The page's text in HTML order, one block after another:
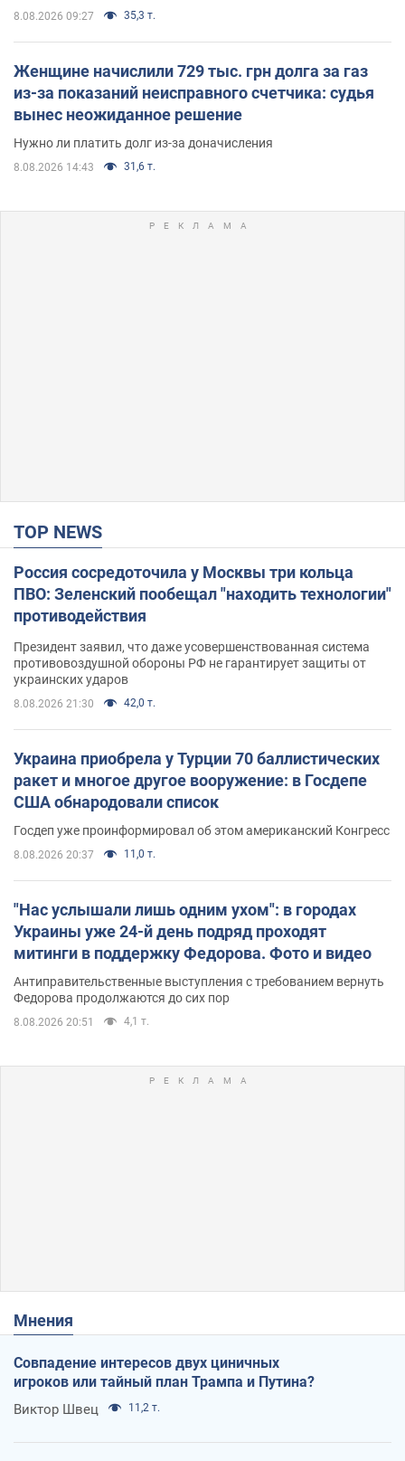
8.08.2026 09:27 35,3 т.
Женщине начислили 729 тыс. грн долга за газ
из-за показаний неисправного счетчика: судья
вынес неожиданное решение
Нужно ли платить долг из-за доначисления
8.08.2026 14:43 31,6 т.
TOP NEWS
Россия сосредоточила у Москвы три кольца
ПВО: Зеленский пообещал "находить технологии"
противодействия
Президент заявил, что даже усовершенствованная система
противовоздушной обороны РФ не гарантирует защиты от
украинских ударов
8.08.2026 21:30 42,0 т.
Украина приобрела у Турции 70 баллистических
ракет и многое другое вооружение: в Госдепе
США обнародовали список
Госдеп уже проинформировал об этом американский Конгресс
8.08.2026 20:37 11,0 т.
"Нас услышали лишь одним ухом": в городах
Украины уже 24-й день подряд проходят
митинги в поддержку Федорова. Фото и видео
Антиправительственные выступления с требованием вернуть
Федорова продолжаются до сих пор
8.08.2026 20:51 4,1 т.
Мнения
Совпадение интересов двух циничных
игроков или тайный план Трампа и Путина?
Виктор Швец 11,2 т.